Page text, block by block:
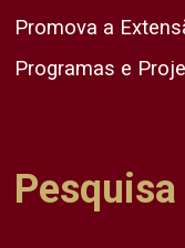
Promova a
Programas e
Pesquisa